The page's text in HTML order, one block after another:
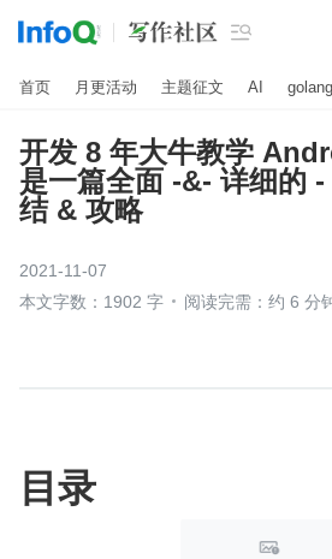

首页 月更活动 主题征文 AI golang
开发 8 年大牛教学
是一篇全面 -&- 详细的
结 & 攻略
2021-11-07
本文字数：1902 字
阅读完需：约 6 分
目录